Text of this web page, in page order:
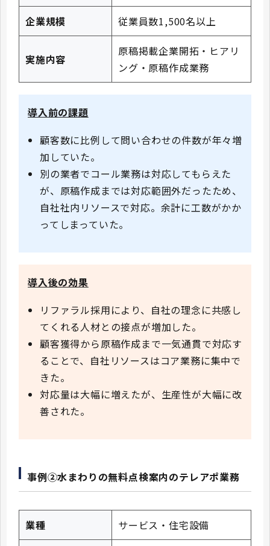
企業規模 従業員数1,500名以上
実施内容
原稿掲載企業開拓・ヒアリ
ング・原稿作成業務
導入前の課題
顧客数に比例して問い合わせの件数が年々増
加していた。
別の業者でコール業務は対応してもらえた
が、原稿作成までは対応範囲外だったため、
自社社内リソースで対応。余計に工数がかか
ってしまっていた。
導入後の効果
リファラル採用により、自社の理念に共感し
てくれる人材との接点が増加した。
顧客獲得から原稿作成まで一気通貫で対応す
ることで、自社リソースはコア業務に集中で
きた。
対応量は大幅に増えたが、生産性が大幅に改
善された。
事例②水まわりの無料点検案内のテレアポ業務
業種 サービス・住宅設備